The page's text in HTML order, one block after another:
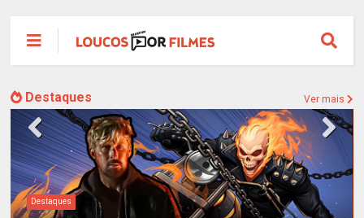
Destaques Ver mais
Destaques